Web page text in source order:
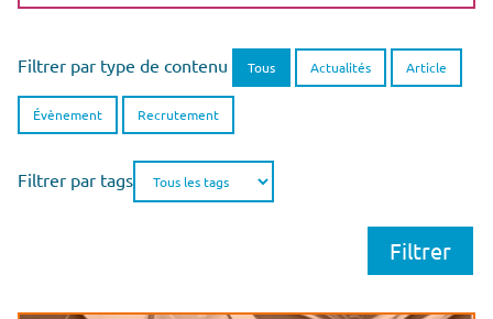
Filtrer par type de contenu Tous Actualités Article
Évènement Recrutement
Filtrer par tags